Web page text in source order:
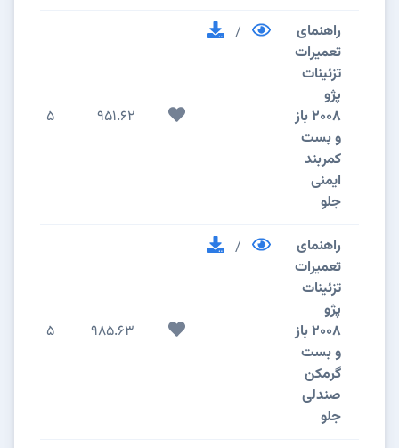
راهنمای
تعمیرات
تزئینات
پژو
2008 باز
و بست
کمربند
ایمنی
جلو
/
951.62
5
راهنمای
تعمیرات
تزئینات
پژو
2008 باز
و بست
گرمکن
صندلی
جلو
/
985.63
5